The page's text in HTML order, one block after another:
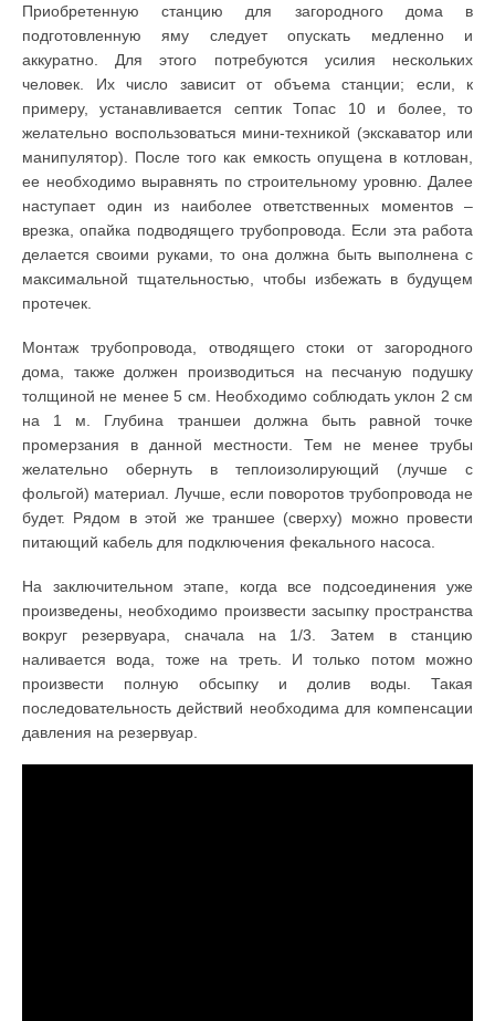
Приобретенную станцию для загородного дома в
подготовленную яму следует опускать медленно и
аккуратно. Для этого потребуются усилия нескольких
человек. Их число зависит от объема станции; если, к
примеру, устанавливается септик Топас 10 и более, то
желательно воспользоваться мини-техникой (экскаватор или
манипулятор). После того как емкость опущена в котлован,
ее необходимо выравнять по строительному уровню. Далее
наступает один из наиболее ответственных моментов –
врезка, опайка подводящего трубопровода. Если эта работа
делается своими руками, то она должна быть выполнена с
максимальной тщательностью, чтобы избежать в будущем
протечек.
Монтаж трубопровода, отводящего стоки от загородного
дома, также должен производиться на песчаную подушку
толщиной не менее 5 см. Необходимо соблюдать уклон 2 см
на 1 м. Глубина траншеи должна быть равной точке
промерзания в данной местности. Тем не менее трубы
желательно обернуть в теплоизолирующий (лучше с
фольгой) материал. Лучше, если поворотов трубопровода не
будет. Рядом в этой же траншее (сверху) можно провести
питающий кабель для подключения фекального насоса.
На заключительном этапе, когда все подсоединения уже
произведены, необходимо произвести засыпку пространства
вокруг резервуара, сначала на 1/3. Затем в станцию
наливается вода, тоже на треть. И только потом можно
произвести полную обсыпку и долив воды. Такая
последовательность действий необходима для компенсации
давления на резервуар.